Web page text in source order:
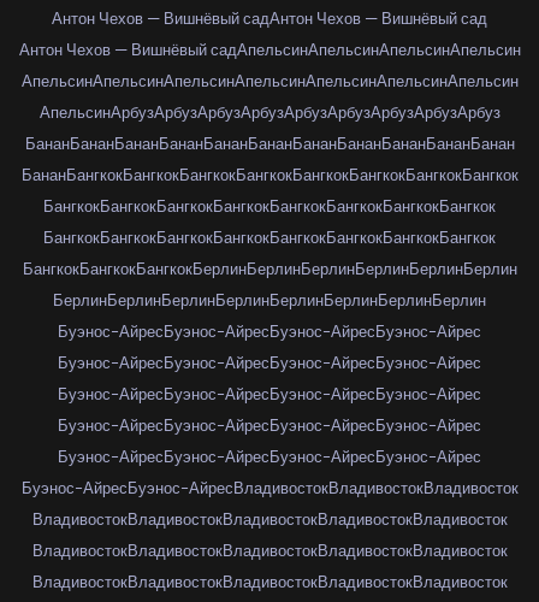
Антон Чехов — Вишнёвый садАнтон Чехов — Вишнёвый сад
Антон Чехов — Вишнёвый садАпельсинАпельсинАпельсинАпельсин
АпельсинАпельсинАпельсинАпельсинАпельсинАпельсинАпельсин
АпельсинАрбузАрбузАрбузАрбузАрбузАрбузАрбузАрбузАрбуз
БананБананБананБананБананБананБананБананБананБананБанан
БананБангкокБангкокБангкокБангкокБангкокБангкокБангкокБангкок
БангкокБангкокБангкокБангкокБангкокБангкокБангкокБангкок
БангкокБангкокБангкокБангкокБангкокБангкокБангкокБангкок
БангкокБангкокБангкокБерлинБерлинБерлинБерлинБерлинБерлин
БерлинБерлинБерлинБерлинБерлинБерлинБерлинБерлин
Буэнос-АйресБуэнос-АйресБуэнос-АйресБуэнос-Айрес
Буэнос-АйресБуэнос-АйресБуэнос-АйресБуэнос-Айрес
Буэнос-АйресБуэнос-АйресБуэнос-АйресБуэнос-Айрес
Буэнос-АйресБуэнос-АйресБуэнос-АйресБуэнос-Айрес
Буэнос-АйресБуэнос-АйресБуэнос-АйресБуэнос-Айрес
Буэнос-АйресБуэнос-АйресВладивостокВладивостокВладивосток
ВладивостокВладивостокВладивостокВладивостокВладивосток
ВладивостокВладивостокВладивостокВладивостокВладивосток
ВладивостокВладивостокВладивостокВладивостокВладивосток